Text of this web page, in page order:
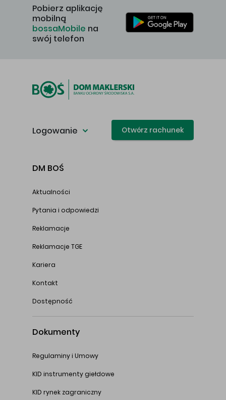
Pobierz aplikację
mobilną
bossaMobile na
swój telefon
Logowanie Otwórz rachunek
DM BOŚ
Aktualności
Pytania i odpowiedzi
Reklamacje
Reklamacje TGE
Kariera
Kontakt
Dostępność
Dokumenty
Regulaminy i Umowy
KID instrumenty giełdowe
KID rynek zagraniczny